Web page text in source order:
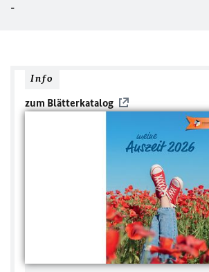
-
Info
zum Blätterkatalog